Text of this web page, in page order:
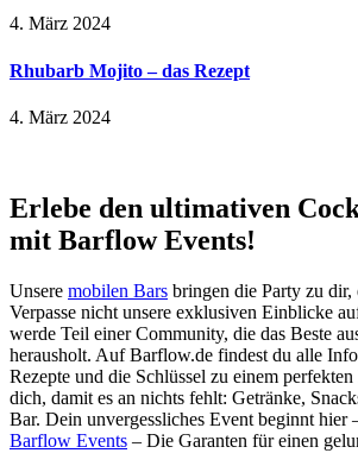
4. März 2024
Rhubarb Mojito – das Rezept
4. März 2024
Erlebe den ultimativen
mit Barflow Events!
Unsere mobilen Bars bringen die Party zu dir,
Verpasse nicht unsere exklusiven Einblicke
werde Teil einer Community, die das Beste
herausholt. Auf Barflow.de findest du alle
Rezepte und die Schlüssel zu einem
dich, damit es an nichts fehlt: Getränke,
Bar. Dein unvergessliches Event beginnt hier
Barflow Events – Die Garanten für einen